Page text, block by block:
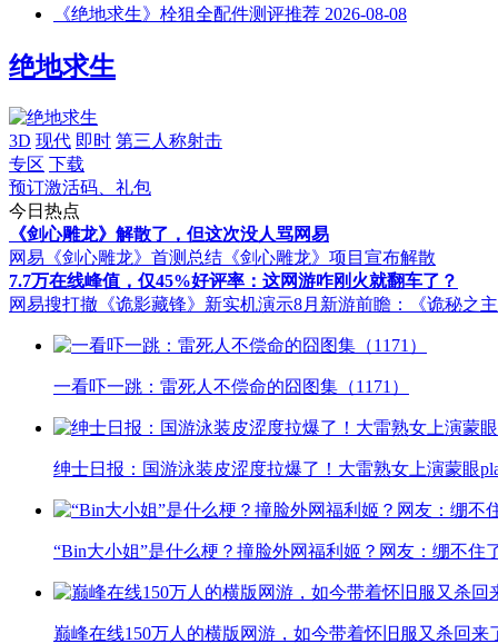
《绝地求生》栓狙全配件测评推荐 2026-08-08
绝地求生
3D 现代 即时 第三人称射击
专区 下载
预订激活码、礼包
今日热点
《剑心雕龙》解散了，但这次没人骂网易
网易《剑心雕龙》首测总结 《剑心雕龙》项目宣布解散
7.7万在线峰值，仅45%好评率：这网游咋刚火就翻车了？
网易搜打撤《诡影藏锋》新实机演示8月新游前瞻：《诡秘之
一看吓一跳：雷死人不偿命的囧图集（1171）
绅士日报：国游泳装皮涩度拉爆了！大雷熟女上演蒙眼
“Bin大小姐”是什么梗？撞脸外网福利姬？网友：绷不住
巅峰在线150万人的横版网游，如今带着怀旧服又杀回来